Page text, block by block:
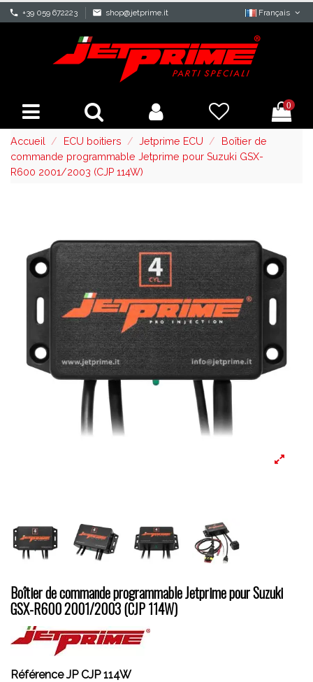
phone +39 059 672223 mail shop@jetprime.it Français
0
Accueil ECU boitiers Jetprime ECU
Boîtier de
commande programmable Jetprime pour Suzuki GSX-
R600 2001/2003 (CJP 114W)
Boîtier de commande programmable Jetprime pour Suzuki
GSX-R600 2001/2003 (CJP 114W)
Référence JP CJP 114W